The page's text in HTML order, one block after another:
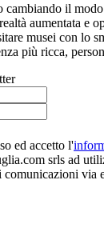
cambiando il
aumentata e
musei con lo
più ricca,
ed accetto l'
srls ad
via